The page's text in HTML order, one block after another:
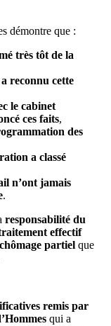
démontre que :
très tôt de la
reconnu cette
le cabinet
ces faits,
des
a classé
n’ont jamais
.
responsabilité du
effectif
partiel que
remis par
qui a